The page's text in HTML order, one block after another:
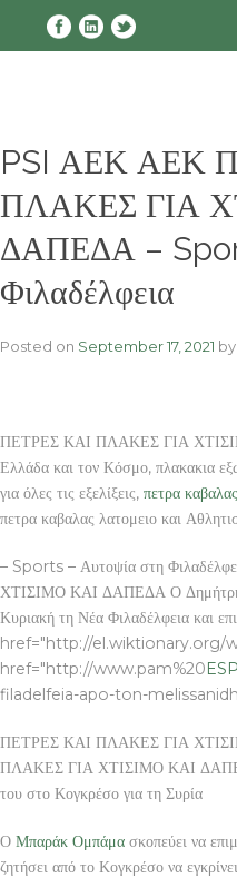
PSI ΑΕΚ ΑΕΚ
ΠΛΑΚΕΣ ΓΙΑ
ΔΑΠΕΔΑ –
Φιλαδέλφεια
Posted on September 17, 2021
ΠΕΤΡΕΣ ΚΑΙ ΠΛΑΚΕΣ ΓΙΑ
Ελλάδα και τον Κόσμο, πλακακια
για όλες τις εξελίξεις, πετρα
πετρα καβαλας λατομειο και
– Sports – Αυτοψία στη
ΧΤΙΣΙΜΟ ΚΑΙ ΔΑΠΕΔΑ Ο Δημήτρης
Κυριακή τη Νέα Φιλαδέλφεια και
href="http://el.wiktionary.org/
href="http://www.pam%20ESP
filadelfeia-apo-ton-
ΠΕΤΡΕΣ ΚΑΙ ΠΛΑΚΕΣ ΓΙΑ
ΠΛΑΚΕΣ ΓΙΑ ΧΤΙΣΙΜΟ ΚΑΙ ΔΑΠΕΔΑ
του στο Κογκρέσο για τη Συρία
Ο Μπαράκ Ομπάμα σκοπεύει να
ζητήσει από το Κογκρέσο να